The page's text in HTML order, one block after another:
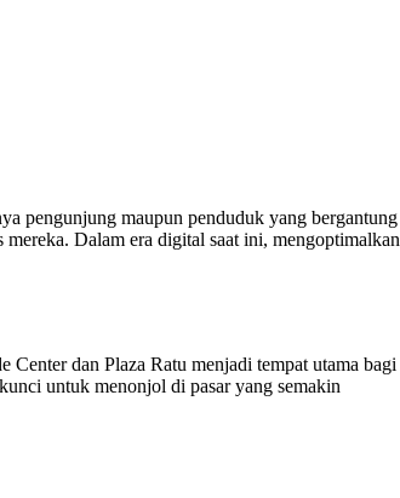
pengunjung maupun penduduk yang bergantung
Dalam era digital saat ini, mengoptimalkan
Center dan Plaza Ratu menjadi tempat utama bagi
untuk menonjol di pasar yang semakin